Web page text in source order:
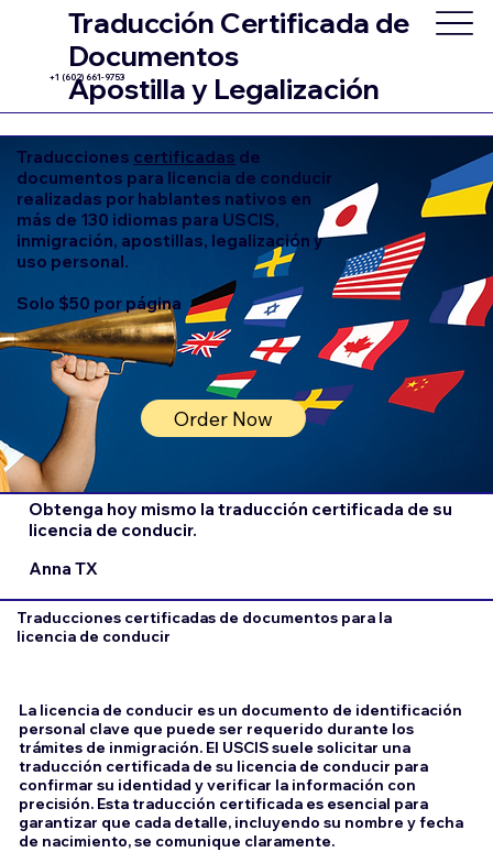
Traducción Certificada de
Documentos
Apostilla y Legalización
+1 (602) 661-9753
Traducciones certificadas de
documentos para licencia de conducir
realizadas por hablantes nativos en
más de 130 idiomas para USCIS,
inmigración, apostillas, legalización y
uso personal.
Solo $50 por página
Order Now
Obtenga hoy mismo la traducción certificada de su
licencia de conducir.
Anna TX
Traducciones certificadas de documentos para la
licencia de conducir
La licencia de conducir es un documento de identificación
personal clave que puede ser requerido durante los
trámites de inmigración. El USCIS suele solicitar una
traducción certificada de su licencia de conducir para
confirmar su identidad y verificar la información con
precisión. Esta traducción certificada es esencial para
garantizar que cada detalle, incluyendo su nombre y fecha
de nacimiento, se comunique claramente.